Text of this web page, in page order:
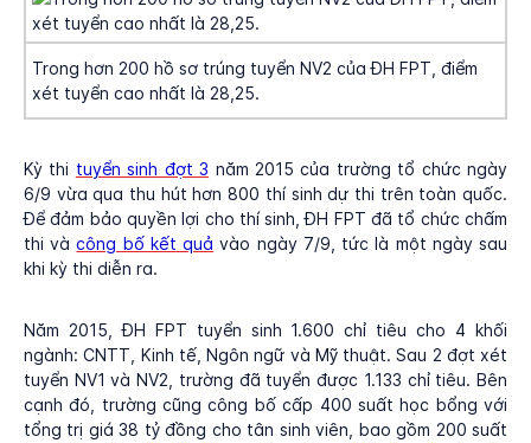
Trong hơn 200 hồ sơ trúng tuyển NV2 của ĐH FPT, điểm
xét tuyển cao nhất là 28,25.
Kỳ thi tuyển sinh đợt 3 năm 2015 của trường tổ chức ngày
6/9 vừa qua thu hút hơn 800 thí sinh dự thi trên toàn quốc.
Để đảm bảo quyền lợi cho thí sinh, ĐH FPT đã tổ chức chấm
thi vàcông bố kết quả vào ngày 7/9, tức là một ngày sau
khi kỳ thi diễn ra.
Năm 2015, ĐH FPT tuyển sinh 1.600 chỉ tiêu cho 4 khối
ngành: CNTT, Kinh tế, Ngôn ngữ và Mỹ thuật. Sau 2 đợt xét
tuyển NV1 và NV2, trường đã tuyển được 1.133 chỉ tiêu. Bên
cạnh đó, trường cũng công bố cấp 400 suất học bổng với
tổng trị giá 38 tỷ đồng cho tân sinh viên, bao gồm 200 suất